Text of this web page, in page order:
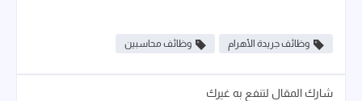
وظائف جريدة الأهرام وظائف محاسبين
شارك المقال لتنفع به غيرك